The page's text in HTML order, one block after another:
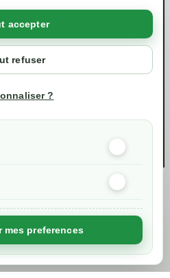
accepter
refuser
?
mes preferences
RGPD
Nageoconcept